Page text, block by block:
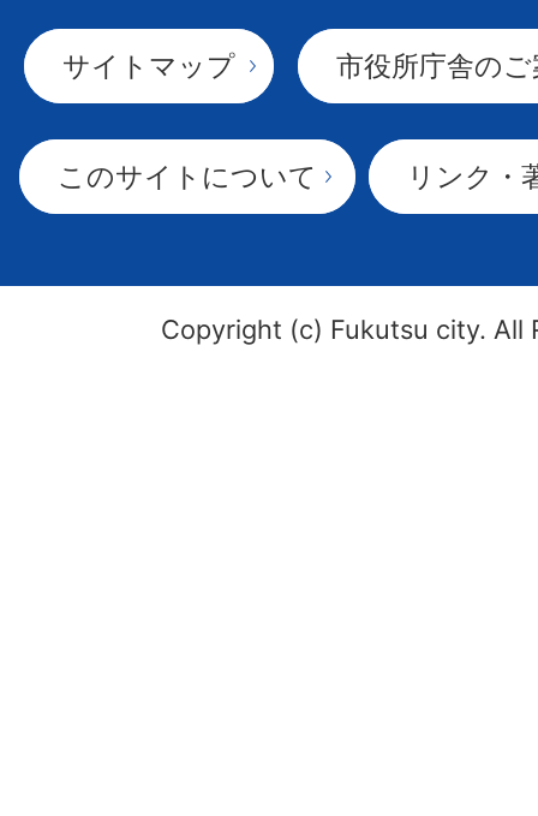
サイトマップ 市役所庁舎の
このサイトについて リンク・
Copyright (c) Fukutsu city. All